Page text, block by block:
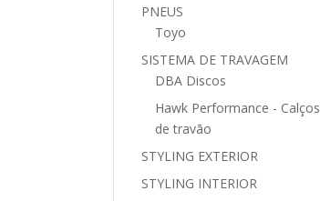
PNEUS
Toyo
SISTEMA DE TRAVAGEM
DBA Discos
Hawk Performance - Calços
de travão
STYLING EXTERIOR
STYLING INTERIOR